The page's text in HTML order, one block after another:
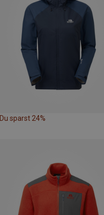
Du sparst 24%